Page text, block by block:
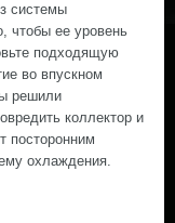
системы
чтобы ее уровень
подходящую
во впускном
решили
коллектор и
посторонним
охлаждения.